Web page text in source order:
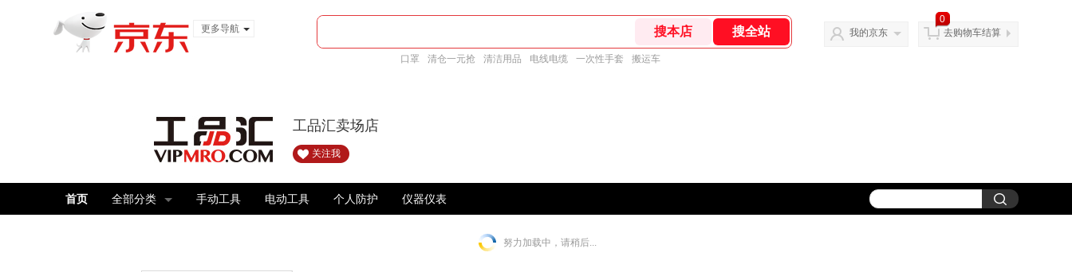
更多导航
口罩 清仓一元抢 清洁用品 电线电缆 一次性手套 搬运车
我的京东
0
去购物车结算
工品汇卖场店
关注我
首页 全部分类 手动工具 电动工具 个人防护 仪器仪表
努力加载中，请稍后...